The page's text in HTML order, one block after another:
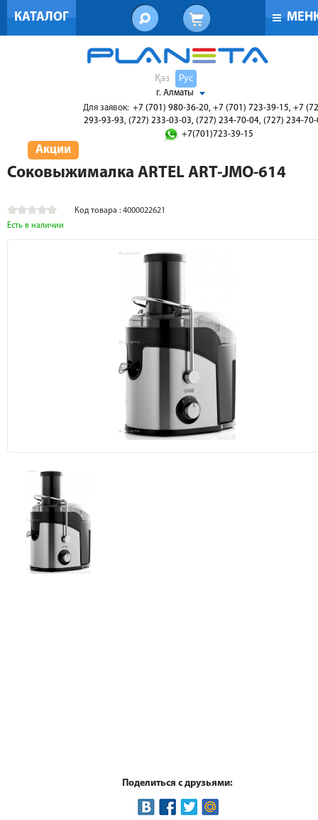
КАТАЛОГ
Қаз Рус
г. Алматы
Для заявок: +7 (701) 980-36-20, +7 (701) 723-39-15, +7
293-93-93, (727) 233-03-03, (727) 234-70-04, (727) 234-
+7(701)723-39-15
Акции
Соковыжималка ARTEL ART-JMO-614
Код товара : 4000022621
Есть в наличии
Поделиться с друзьями: